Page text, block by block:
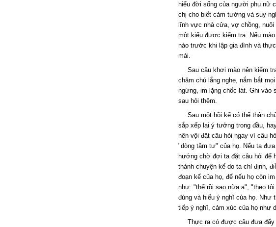
hiểu đời sống của người phụ nữ
chị cho biết cảm tưởng và suy
lĩnh vực nhà cửa, vợ chồng,
một kiểu được kiểm tra. Nếu
nào trước khi lập gia đình và
mái.
Sau câu khơi mào nên kiểm
chăm chú lắng nghe, nắm bắt
ngừng, im lặng chốc lát. Ghi vào
sau hỏi thêm.
Sau một hồi kể có thể thân
sắp xếp lại ý tưởng trong đầu,
nên vội đặt câu hỏi ngay vì câu
"dòng tâm tư" của họ. Nếu ta
hướng chờ đợi ta đặt câu hỏi để
thành chuyện kể do ta chỉ định,
đoạn kể của họ, để nếu họ còn
như: "thế rồi sao nữa ạ", "theo
đúng và hiểu ý nghĩ của họ. Như
tiếp ý nghĩ, cảm xúc của họ như
Thực ra có được câu đưa